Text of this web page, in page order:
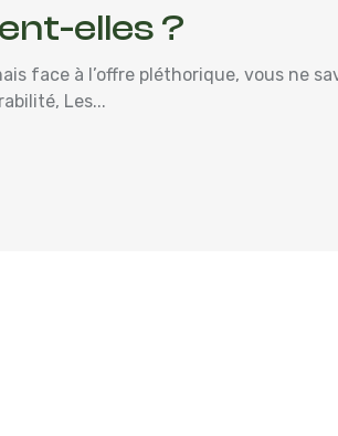
elles ?
face à l’offre pléthorique, vous ne
Les...